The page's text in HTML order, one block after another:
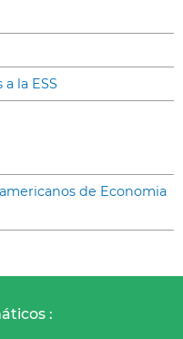
la ESS
de Economia
: